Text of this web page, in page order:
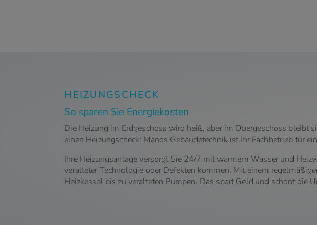
HEIZUNGSCHECK
So sparen Sie Energiekosten
Die Heizung im Erdgeschoss wird heiß, aber im Obergeschoss bleibt
einen Heizungscheck! Manos Gebäudetechnik ist Ihr Fachbetrieb für
Ihre Heizungsanlage versorgt Sie 24/7 mit warmem Wasser und
veralteter Technologie oder Defekten kommen. Mit einem
Heizkessel bis zu veralteten Pumpen. Das spart Geld und schont die